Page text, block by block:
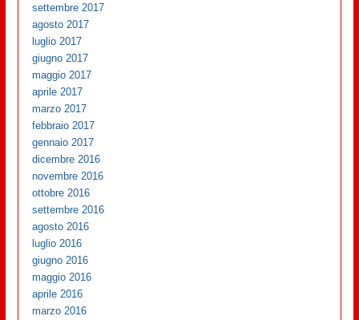
settembre 2017
agosto 2017
luglio 2017
giugno 2017
maggio 2017
aprile 2017
marzo 2017
febbraio 2017
gennaio 2017
dicembre 2016
novembre 2016
ottobre 2016
settembre 2016
agosto 2016
luglio 2016
giugno 2016
maggio 2016
aprile 2016
marzo 2016